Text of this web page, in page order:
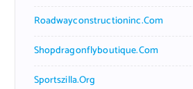
Roadwayconstructioninc.com
Shopdragonflyboutique.com
Sportszilla.org